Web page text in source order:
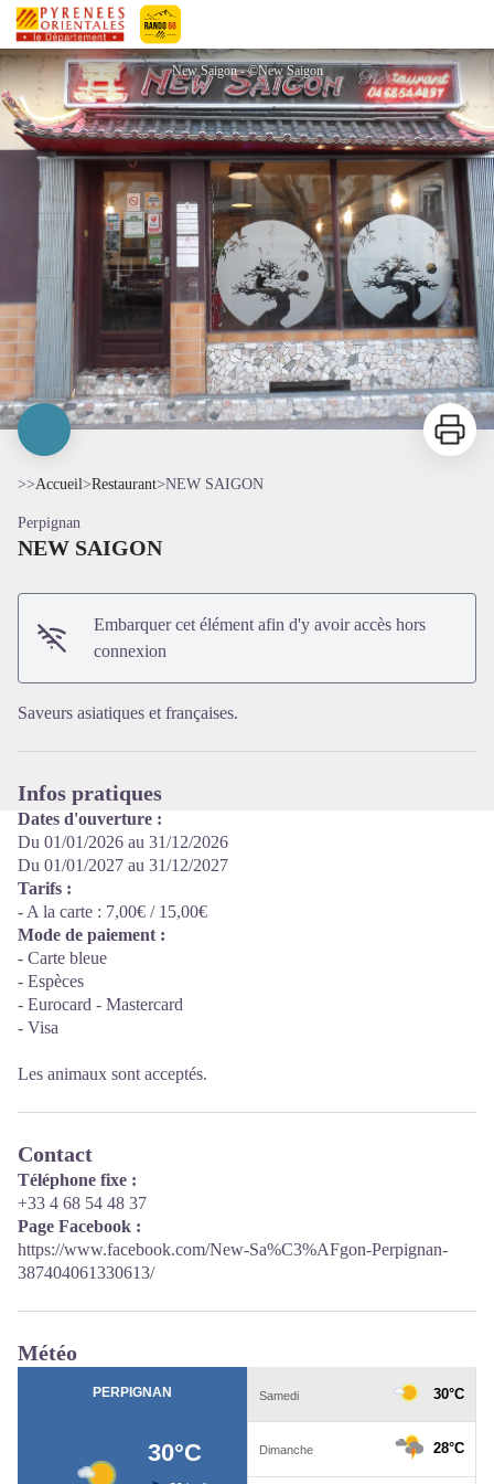
Pyrénées-Orientales Le Département
NEW SAIGON
New Saigon - ©New Saigon
Voir l'image en plein écran
Imprimer
>>Accueil>Restaurant>NEW SAIGON
Perpignan
NEW SAIGON
Embarquer cet élément afin d'y avoir accès hors
connexion
Saveurs asiatiques et françaises.
Infos pratiques
Dates d'ouverture :
Du 01/01/2026 au 31/12/2026
Du 01/01/2027 au 31/12/2027
Tarifs :
- A la carte : 7,00€ / 15,00€
Mode de paiement :
- Carte bleue
- Espèces
- Eurocard - Mastercard
- Visa
Les animaux sont acceptés.
Contact
Téléphone fixe :
+33 4 68 54 48 37
Page Facebook :
https://www.facebook.com/New-Sa%C3%AFgon-Perpignan-
387404061330613/
Météo